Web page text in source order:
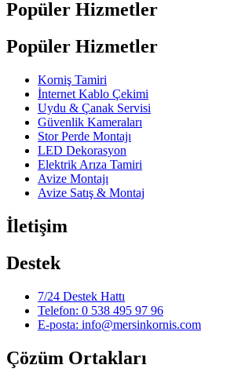
Popüler Hizmetler
Popüler Hizmetler
Korniş Tamiri
İnternet Kablo Çekimi
Uydu & Çanak Servisi
Güvenlik Kameraları
Stor Perde Montajı
LED Dekorasyon
Elektrik Arıza Tamiri
Avize Montajı
Avize Satış & Montaj
İletişim
Destek
7/24 Destek Hattı
Telefon: 0 538 495 97 96
E-posta: info@mersinkornis.com
Çözüm Ortakları